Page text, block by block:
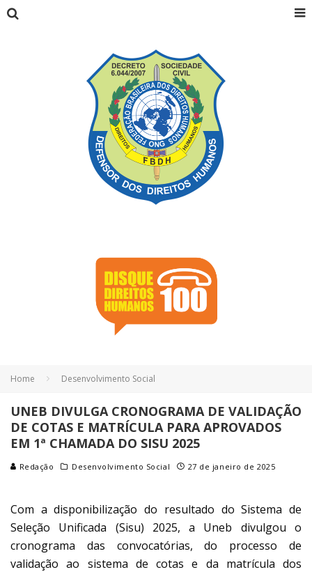
Home Desenvolvimento Social
UNEB DIVULGA CRONOGRAMA DE VALIDAÇÃO
DE COTAS E MATRÍCULA PARA APROVADOS
EM 1ª CHAMADA DO SISU 2025
Redação Desenvolvimento Social 27 de janeiro de 2025
Com a disponibilização do resultado do Sistema de
Seleção Unificada (Sisu) 2025, a Uneb divulgou o
cronograma das convocatórias, do processo de
validação ao sistema de cotas e da matrícula dos